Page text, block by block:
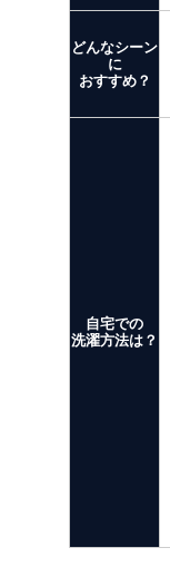
どんなシーン
に
おすすめ？
自宅での
洗濯方法は？